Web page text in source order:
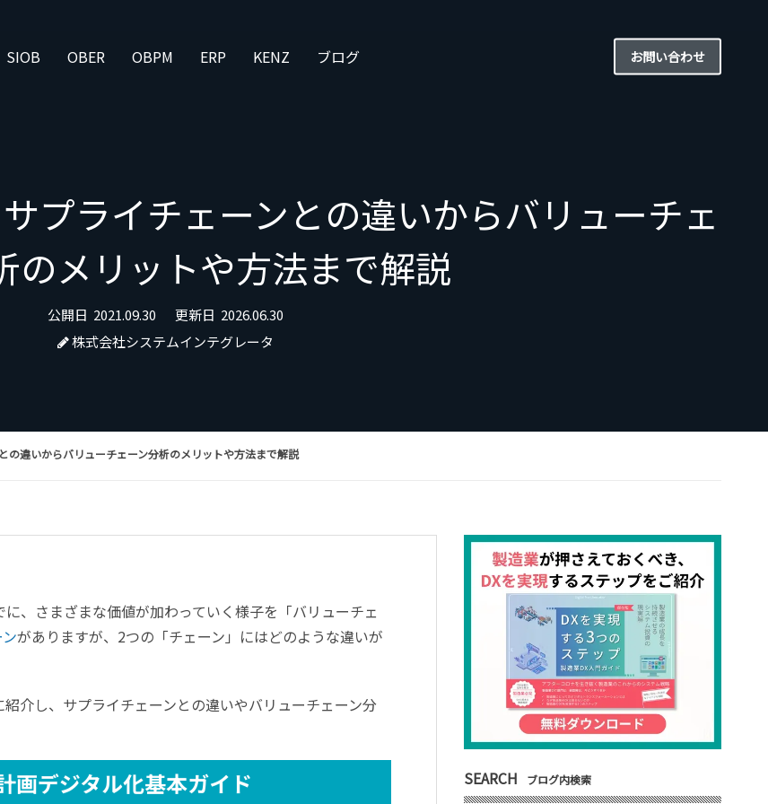
SIOB OBER OBPM ERP KENZ ブログ お問い合わせ
プライチェーンとの違いからバリューチェ
のメリットや方法まで解説
公開日 2021.09.30 更新日 2026.06.30
株式会社システムインテグレータ
の違いからバリューチェーン分析のメリットや方法まで解説
、さまざまな価値が加わっていく様子を「バリューチェ
がありますが、2つの「チェーン」にはどのような違いが
介し、サプライチェーンとの違いやバリューチェーン分
SEARCH ブログ内検索